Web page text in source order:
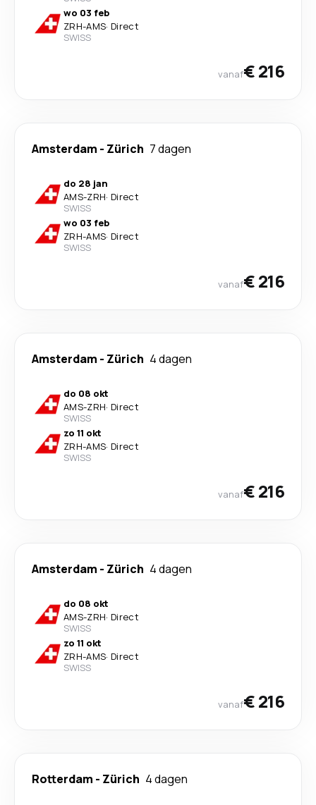
wo 03 feb
ZRH-AMS· Direct
SWISS
vanaf€ 216
Amsterdam - Zürich 7 dagen
do 28 jan
AMS-ZRH· Direct
SWISS
wo 03 feb
ZRH-AMS· Direct
SWISS
vanaf€ 216
Amsterdam - Zürich 4 dagen
do 08 okt
AMS-ZRH· Direct
SWISS
zo 11 okt
ZRH-AMS· Direct
SWISS
vanaf€ 216
Amsterdam - Zürich 4 dagen
do 08 okt
AMS-ZRH· Direct
SWISS
zo 11 okt
ZRH-AMS· Direct
SWISS
vanaf€ 216
Rotterdam - Zürich 4 dagen